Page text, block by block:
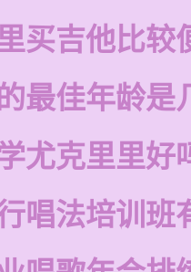
买吉他比较
最佳年龄是
尤克里里好
唱法培训班